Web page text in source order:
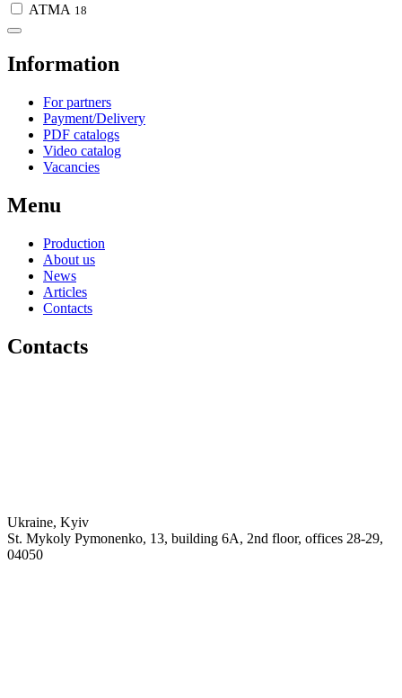
АТМА 18
Information
For partners
Payment/Delivery
PDF catalogs
Video catalog
Vacancies
Menu
Production
About us
News
Articles
Contacts
Contacts
Ukraine, Kyiv
St. Mykoly Pymonenko, 13, building 6A, 2nd floor, offices 28-29,
04050